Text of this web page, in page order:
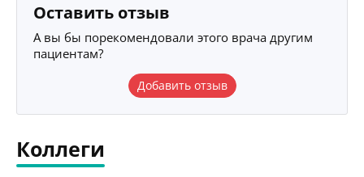
Оставить отзыв
А вы бы порекомендовали этого врача другим
пациентам?
Добавить отзыв
Коллеги